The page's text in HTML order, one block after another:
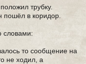
трубку.
в коридор.
словами:
то сообщение на
не ходил, а